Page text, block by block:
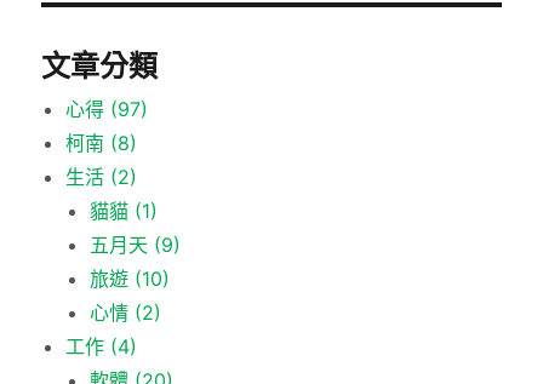
文章分類
心得 (97)
柯南 (8)
生活 (2)
貓貓 (1)
五月天 (9)
旅遊 (10)
心情 (2)
工作 (4)